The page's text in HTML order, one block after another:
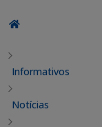
Informativos
Notícias